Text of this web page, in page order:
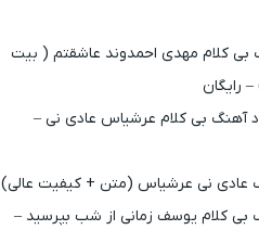
بی کلام مهدی احمدوند عاشقتم ( بیت
رایگان
آهنگ بی کلام عرشیاس عادی نی –
عادی نی عرشیاس (متن + کیفیت عالی)
بی کلام یوسف زمانی از شب بپرسید –